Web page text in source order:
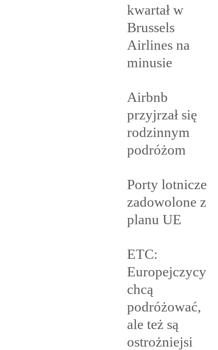
kwartał w
Brussels
Airlines na
minusie
Airbnb
przyjrzał się
rodzinnym
podróżom
Porty lotnicze
zadowolone z
planu UE
ETC:
Europejczycy
chcą
podróżować,
ale też są
ostrożniejsi